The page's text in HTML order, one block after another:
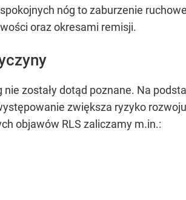
nóg to zaburzenie
oraz okresami remisji.
nie zostały dotąd poznane. Na
zwiększa ryzyko
objawów RLS zaliczamy m.in.: